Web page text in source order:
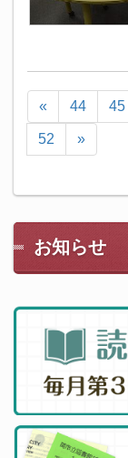
« 44 45
52 »
お知らせ